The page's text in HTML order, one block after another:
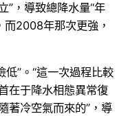
”，導致總降水量“年
而2008年那次更強，
低”。“這一次過程比較
在于降水相態異常復
著冷空氣而來的”，導